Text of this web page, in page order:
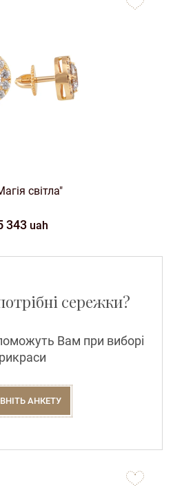
світла"
343 uah
сережки?
Вам при виборі
АНКЕТУ
favorites